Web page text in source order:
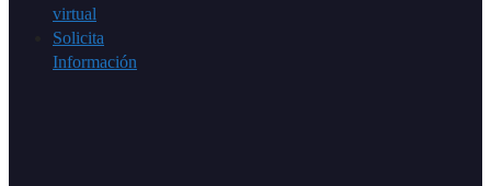
virtual
Solicita
Información